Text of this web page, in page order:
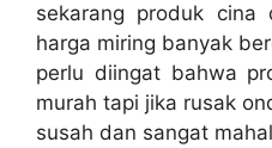
sekarang produk cina
harga miring banyak
perlu diingat bahwa
murah tapi jika rusak
susah dan sangat